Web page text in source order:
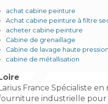
achat cabine peinture
Achat cabine peinture à filtre
acheter cabine peinture
Cabine de grenaillage
Cabine de lavage haute pression
cabine de métallisation
Loire
Larius France Spécialiste
industrielle pour